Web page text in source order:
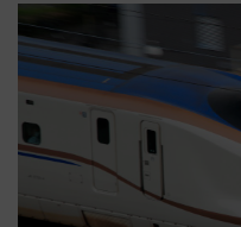
める日帰りツアー